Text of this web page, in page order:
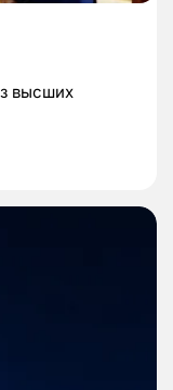
высших